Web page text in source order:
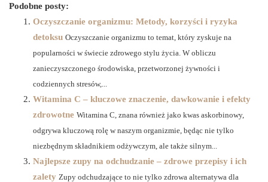
Podobne posty:
Oczyszczanie organizmu: Metody, korzyści i ryzyka
detoksu Oczyszczanie organizmu to temat, który zyskuje na
popularności w świecie zdrowego stylu życia. W obliczu
zanieczyszczonego środowiska, przetworzonej żywności i
codziennych stresów,...
Witamina C – kluczowe znaczenie, dawkowanie i efekty
zdrowotne Witamina C, znana również jako kwas askorbinowy,
odgrywa kluczową rolę w naszym organizmie, będąc nie tylko
niezbędnym składnikiem odżywczym, ale także silnym...
Najlepsze zupy na odchudzanie – zdrowe przepisy i ich
zalety Zupy odchudzające to nie tylko zdrowa alternatywa dla